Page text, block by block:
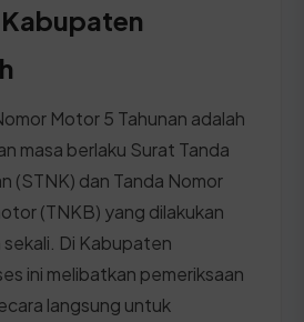
Kabupaten
Motor 5 Tahunan adalah
masa berlaku Surat Tanda
(STNK) dan Tanda Nomor
(TNKB) yang dilakukan
Di Kabupaten
ini melibatkan pemeriksaan
langsung untuk